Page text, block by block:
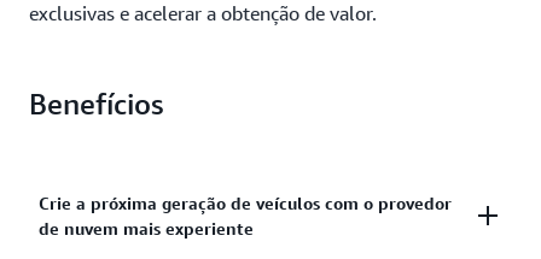
exclusivas e acelerar a obtenção de valor.
Benefícios
Crie a próxima geração de veículos com o provedor
de nuvem mais experiente